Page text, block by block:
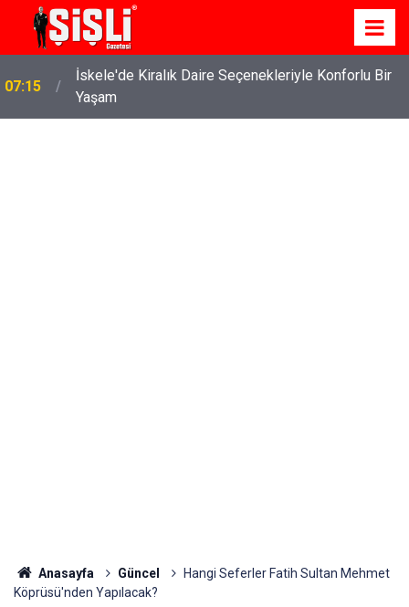
07:15
İskele'de Kiralık Daire Seçenekleriyle Konforlu Bir
Yaşam
Anasayfa Güncel
Hangi Seferler Fatih Sultan Mehmet
Köprüsü'nden Yapılacak?